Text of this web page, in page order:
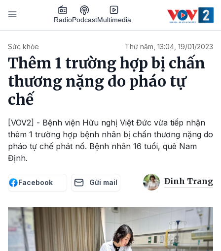
Nhảy đến nội dung
RadioPodcastMultimedia
Sức khỏe Thứ năm, 13:04, 19/01/2023
Thêm 1 trường hợp bị chấn
thương nặng do pháo tự
chế
[VOV2] - Bệnh viện Hữu nghị Việt Đức vừa tiếp nhận
thêm 1 trường hợp bệnh nhân bị chấn thương nặng do
pháo tự chế phát nổ. Bệnh nhân 16 tuổi, quê Nam
Định.
Facebook Gửi mail Đinh Trang